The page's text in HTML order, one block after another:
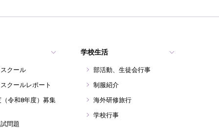
クール
クールレポート
（令和8年度）募集
問題
学校生活
部活動、生徒会行事
制服紹介
海外研修旅行
学校行事